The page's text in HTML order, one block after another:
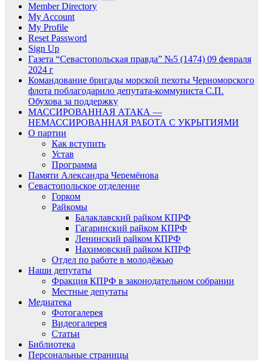
Member Directory
My Account
My Profile
Reset Password
Sign Up
Газета “Севастопольская правда” №5 (1474) 09 февраля
2024 г
Командование бригады морской пехоты Черноморского
флота поблагодарило депутата-коммуниста С.П.
Обухова за поддержку
МАССИРОВАННАЯ АТАКА —
НЕМАССИРОВАННАЯ РАБОТА С УКРЫТИЯМИ
О партии
Как вступить
Устав
Программа
Памяти Александра Черемёнова
Севастопольское отделение
Горком
Райкомы
Балаклавский райком КПРФ
Гагаринский райком КПРФ
Ленинский райком КПРФ
Нахимовский райком КПРФ
Отдел по работе в молодёжью
Наши депутаты
Фракция КПРФ в законодательном собрании
Местные депутаты
Медиатека
Фотогалерея
Видеогалерея
Статьи
Библиотека
Персональные страницы